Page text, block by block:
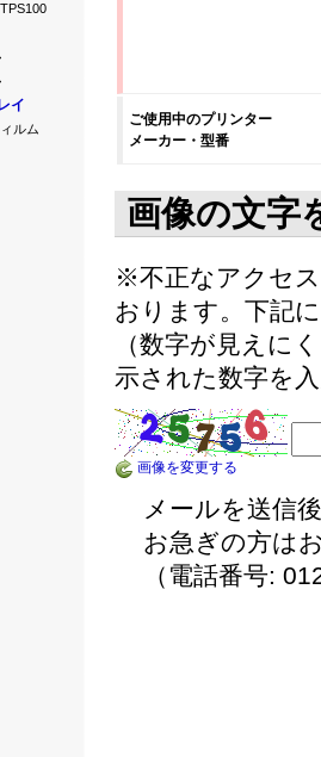
ご使用中のプリンター
メーカー・型番
画像の文字
※不正なアクセ
おります。下記
（数字が見えに
示された数字を
画像を変更する
メールを送信
お急ぎの方は
（電話番号:
イ
ルム